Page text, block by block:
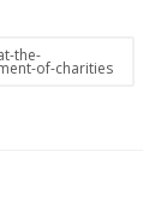
the-
of-charities